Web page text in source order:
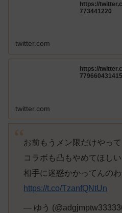
https://
773441220
twitter.com
https://
779660431415
twitter.com
お前もうメン限だけやって
コラボも凸もやめてほしい
相手に迷惑かかってんの
https://t.co/TzanfQNtUn
— ゆう